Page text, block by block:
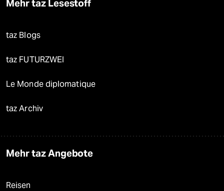
Mehr taz Lesestoff
taz Blogs
taz FUTURZWEI
Le Monde diplomatique
taz Archiv
Mehr taz Angebote
Reisen